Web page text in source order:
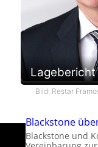
Lagebericht
Bild: Restar
Blackstone
Blackstone und